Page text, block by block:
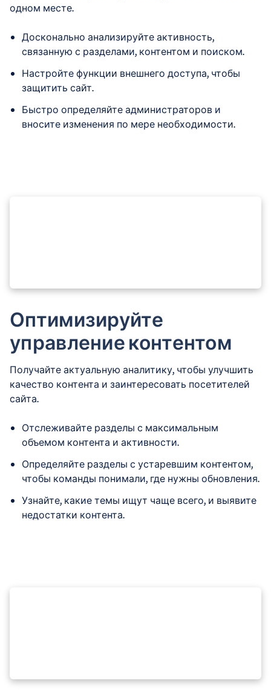
одном месте.
Досконально анализируйте активность,
связанную с разделами, контентом и поиском.
Настройте функции внешнего доступа, чтобы
защитить сайт.
Быстро определяйте администраторов и
вносите изменения по мере необходимости.
Оптимизируйте
управление контентом
Получайте актуальную аналитику, чтобы улучшить
качество контента и заинтересовать посетителей
сайта.
Отслеживайте разделы с максимальным
объемом контента и активности.
Определяйте разделы с устаревшим контентом,
чтобы команды понимали, где нужны обновления.
Узнайте, какие темы ищут чаще всего, и выявите
недостатки контента.